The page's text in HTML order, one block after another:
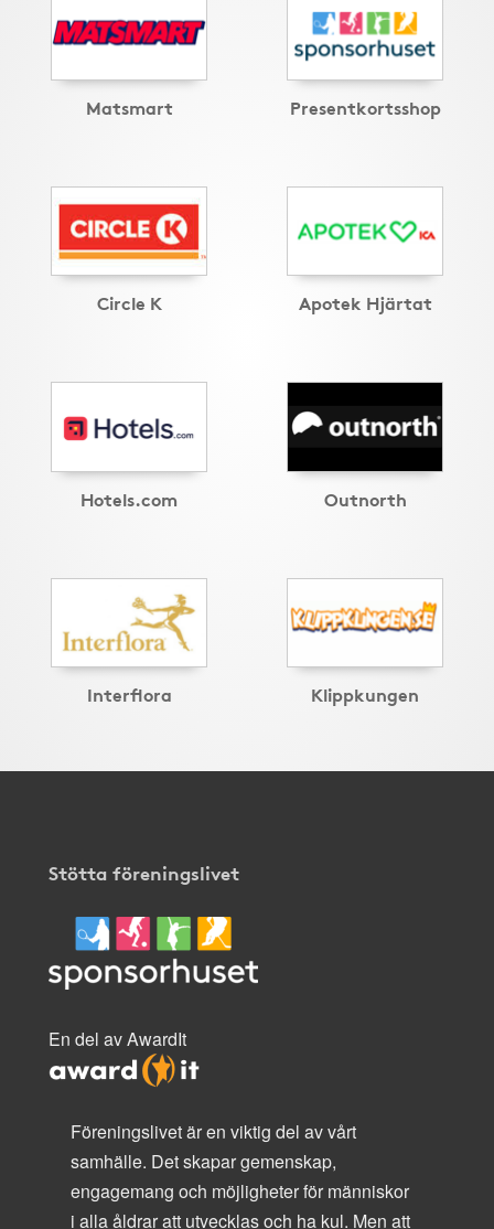
Matsmart Presentkortsshop
Circle K Apotek Hjärtat
Hotels.com Outnorth
Interflora Klippkungen
Stötta föreningslivet
En del av AwardIt
Föreningslivet är en viktig del av vårt
samhälle. Det skapar gemenskap,
engagemang och möjligheter för människor
i alla åldrar att utvecklas och ha kul. Men att